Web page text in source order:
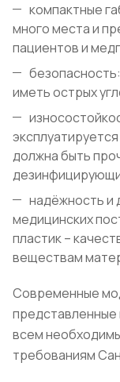
компактные
много места и
пациентов и
иметь острых
должна быть
надёжность и
медицинских
пластик –
веществам
Современные
представленные
всем
требованиям